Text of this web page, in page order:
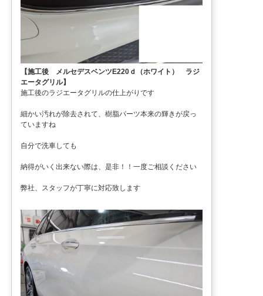
【施工後 メルセデスベンツE220ｄ（ホワイト） ラジ
エータグリル】
施工後のラジエータグリルの仕上がりです
細かい汚れが除去されて、樹脂パーツ本来の輝きが戻っ
ていますね
自分で洗車しても
納得がいく出来ない際は、是非！！一度ご相談ください
弊社、スタッフが丁寧に対応致します